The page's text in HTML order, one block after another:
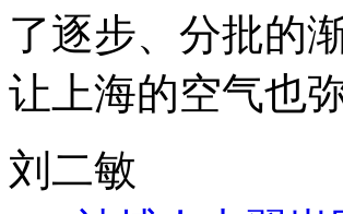
了逐步、分批的
让上海的空气也
刘二敏